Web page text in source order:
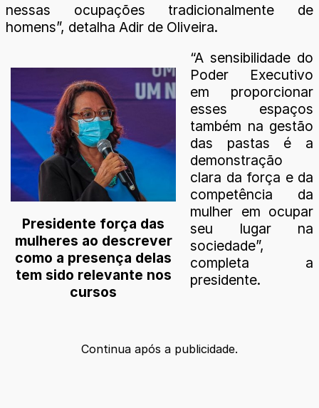
nessas ocupações tradicionalmente de
homens”, detalha Adir de Oliveira.
Presidente força das
mulheres ao descrever
como a presença delas
tem sido relevante nos
cursos
“A sensibilidade do
Poder Executivo
em proporcionar
esses espaços
também na gestão
das pastas é a
demonstração
clara da força e da
competência da
mulher em ocupar
seu lugar na
sociedade”,
completa a
presidente.
Continua após a publicidade.